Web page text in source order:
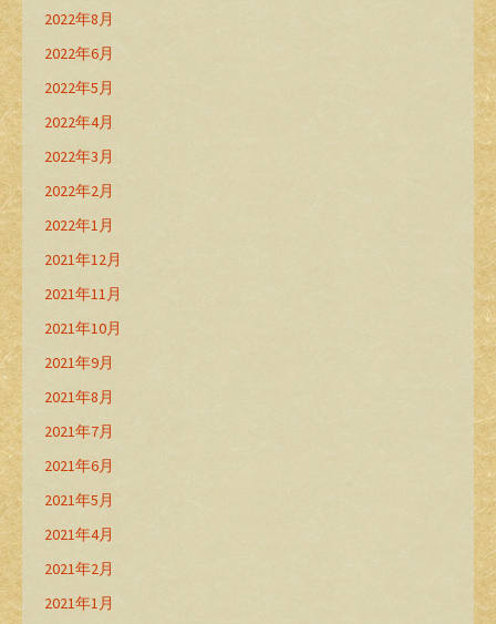
2022年8月
2022年6月
2022年5月
2022年4月
2022年3月
2022年2月
2022年1月
2021年12月
2021年11月
2021年10月
2021年9月
2021年8月
2021年7月
2021年6月
2021年5月
2021年4月
2021年2月
2021年1月